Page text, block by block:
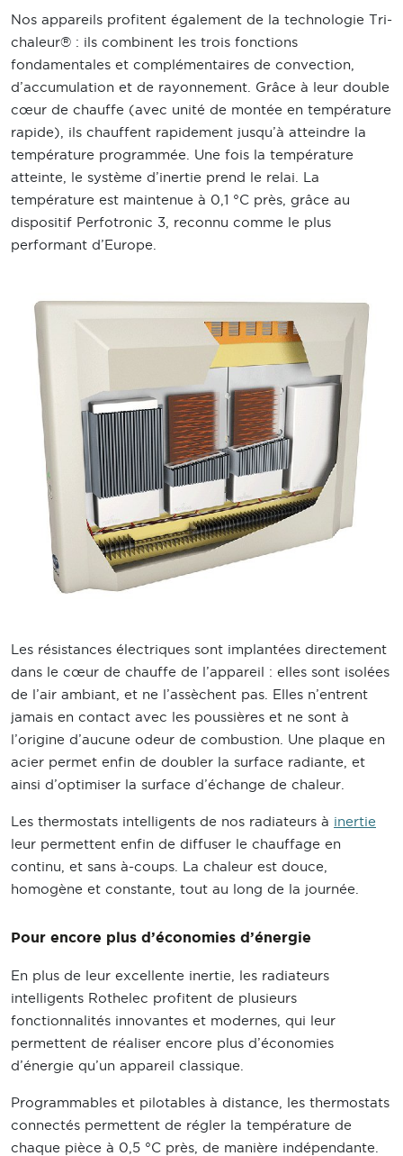
Nos appareils profitent également de la technologie Tri-
chaleur® : ils combinent les trois fonctions
fondamentales et complémentaires de convection,
d’accumulation et de rayonnement. Grâce à leur double
cœur de chauffe (avec unité de montée en température
rapide), ils chauffent rapidement jusqu’à atteindre la
température programmée. Une fois la température
atteinte, le système d’inertie prend le relai. La
température est maintenue à 0,1 °C près, grâce au
dispositif Perfotronic 3, reconnu comme le plus
performant d’Europe.
Les résistances électriques sont implantées directement
dans le cœur de chauffe de l’appareil : elles sont isolées
de l’air ambiant, et ne l’assèchent pas. Elles n’entrent
jamais en contact avec les poussières et ne sont à
l’origine d’aucune odeur de combustion. Une plaque en
acier permet enfin de doubler la surface radiante, et
ainsi d’optimiser la surface d’échange de chaleur.
Les thermostats intelligents de nos radiateurs à inertie
leur permettent enfin de diffuser le chauffage en
continu, et sans à-coups. La chaleur est douce,
homogène et constante, tout au long de la journée.
Pour encore plus d’économies d’énergie
En plus de leur excellente inertie, les radiateurs
intelligents Rothelec profitent de plusieurs
fonctionnalités innovantes et modernes, qui leur
permettent de réaliser encore plus d’économies
d’énergie qu’un appareil classique.
Programmables et pilotables à distance, les thermostats
connectés permettent de régler la température de
chaque pièce à 0,5 °C près, de manière indépendante.